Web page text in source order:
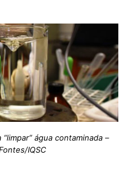
água contaminada –
IQSC